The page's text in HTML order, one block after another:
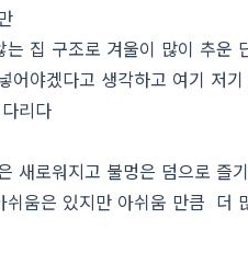
집 구조로 겨울이 많이 추운
어야겠다고 생각하고 여기 저
리다
새로워지고 불멍은 덤으로 즐
움은 있지만 아쉬움 만큼 더